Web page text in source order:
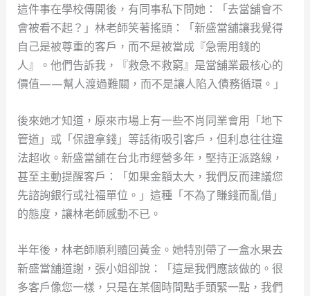
這件事在學校傳開後，有同事私下問她：「去當舖會不
會被看不起？」林老師笑著搖頭：「新盛當舖讓我覺得
自己是被尊重的客戶，而不是被當成『急需用錢的
人』。他們告訴我，『救急不救窮』是當舖業最核心的
價值——幫人渡過難關，而不是讓人陷入債務循環。」
後來她才知道，原來市場上有一些不肖同業會用「地下
管道」或「保證拿錢」等話術吸引客戶，但利息往往違
法超收。新盛當舖在台北市經營多年，堅持正派路線，
甚至主動提醒客戶：「如果金額太大，我們反而建議您
先諮詢銀行或社福單位。」這種「不為了賺錢而亂借」
的態度，讓林老師感動不已。
半年後，林老師順利贖回黃金。她特別帶了一盒水果去
新盛當舖道謝，張小姐卻說：「這是我們應該做的。很
多客戶像您一樣，只是在某個時間點手頭緊一點，我們